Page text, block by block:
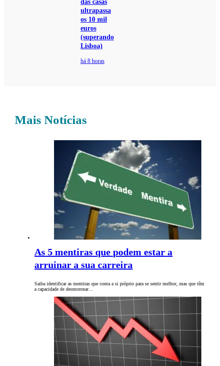
das casas
ultrapassa
os 10 mil
euros
(superando
Lisboa)
há 8 horas
Mais Notícias
As 5 mentiras que podem estar a
arruinar a sua carreira
Saiba identificar as mentiras que conta a si próprio para se sentir melhor, mas que têm
a capacidade de desmoronar…